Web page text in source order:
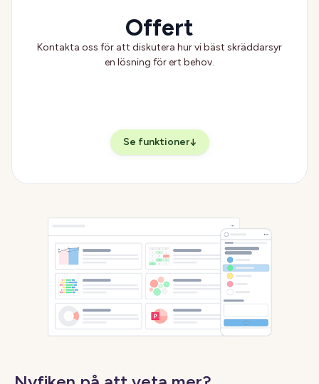
Offert
Kontakta oss för att diskutera hur vi bäst skräddarsyr
en lösning för ert behov.
Se funktioner↓